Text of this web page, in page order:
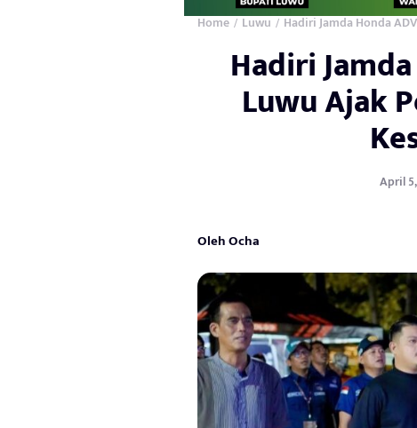
Home / Luwu / Hadiri Jamda Honda
Hadiri
Luwu Ajak
April
Oleh Ocha